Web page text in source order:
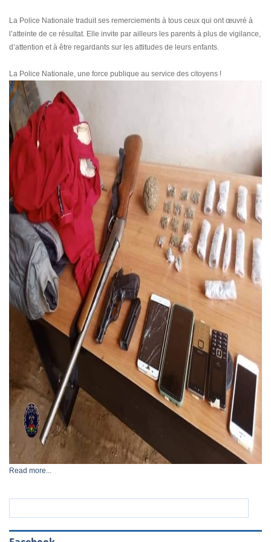
La Police Nationale traduit ses remerciements à tous ceux qui ont œuvré à
l’atteinte de ce résultat. Elle invite par ailleurs les parents à plus de vigilance,
d’attention et à être regardants sur les attitudes de leurs enfants.
La Police Nationale, une force publique au service des citoyens !
Read more...